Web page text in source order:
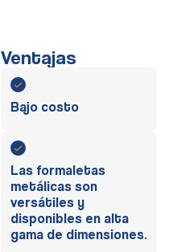
Ventajas
Bajo costo
Las formaletas
metálicas son
versátiles y
disponibles en alta
gama de dimensiones.